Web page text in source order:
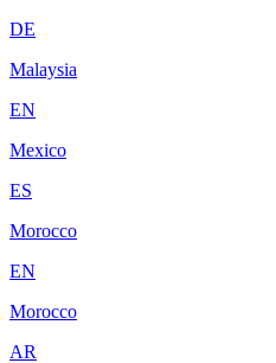
DE
Malaysia
EN
Mexico
ES
Morocco
EN
Morocco
AR